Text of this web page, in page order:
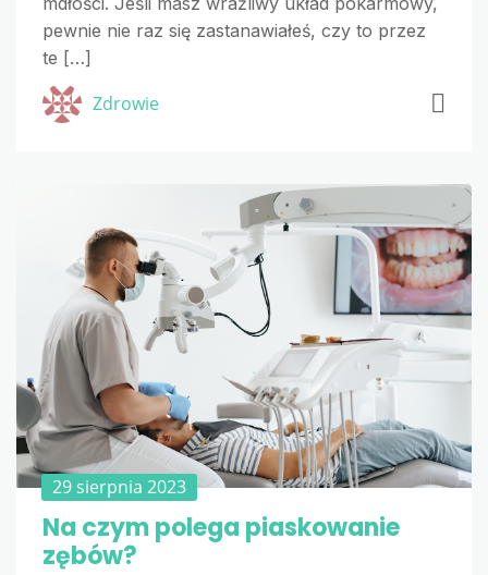
pewnie nie raz się zastanawiałeś, czy to przez
te […]
Zdrowie
29 sierpnia 2023
Na czym polega piaskowanie
zębów?